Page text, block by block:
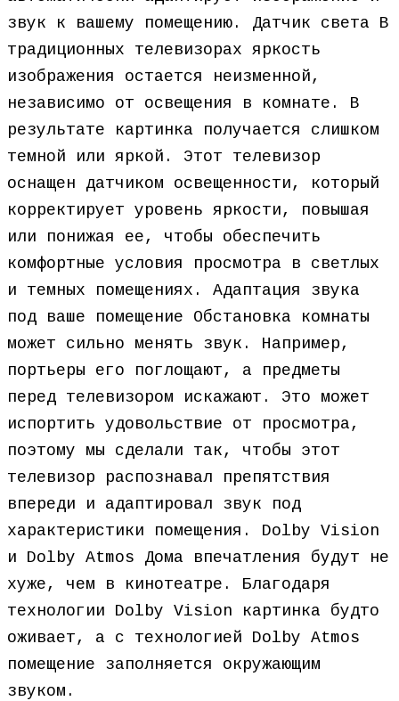
звук к вашему помещению. Датчик света В
традиционных телевизорах яркость
изображения остается неизменной,
независимо от освещения в комнате. В
результате картинка получается слишком
темной или яркой. Этот телевизор
оснащен датчиком освещенности, который
корректирует уровень яркости, повышая
или понижая ее, чтобы обеспечить
комфортные условия просмотра в светлых
и темных помещениях. Адаптация звука
под ваше помещение Обстановка комнаты
может сильно менять звук. Например,
портьеры его поглощают, а предметы
перед телевизором искажают. Это может
испортить удовольствие от просмотра,
поэтому мы сделали так, чтобы этот
телевизор распознавал препятствия
впереди и адаптировал звук под
характеристики помещения. Dolby Vision
и Dolby Atmos Дома впечатления будут не
хуже, чем в кинотеатре. Благодаря
технологии Dolby Vision картинка будто
оживает, а с технологией Dolby Atmos
помещение заполняется окружающим
звуком.